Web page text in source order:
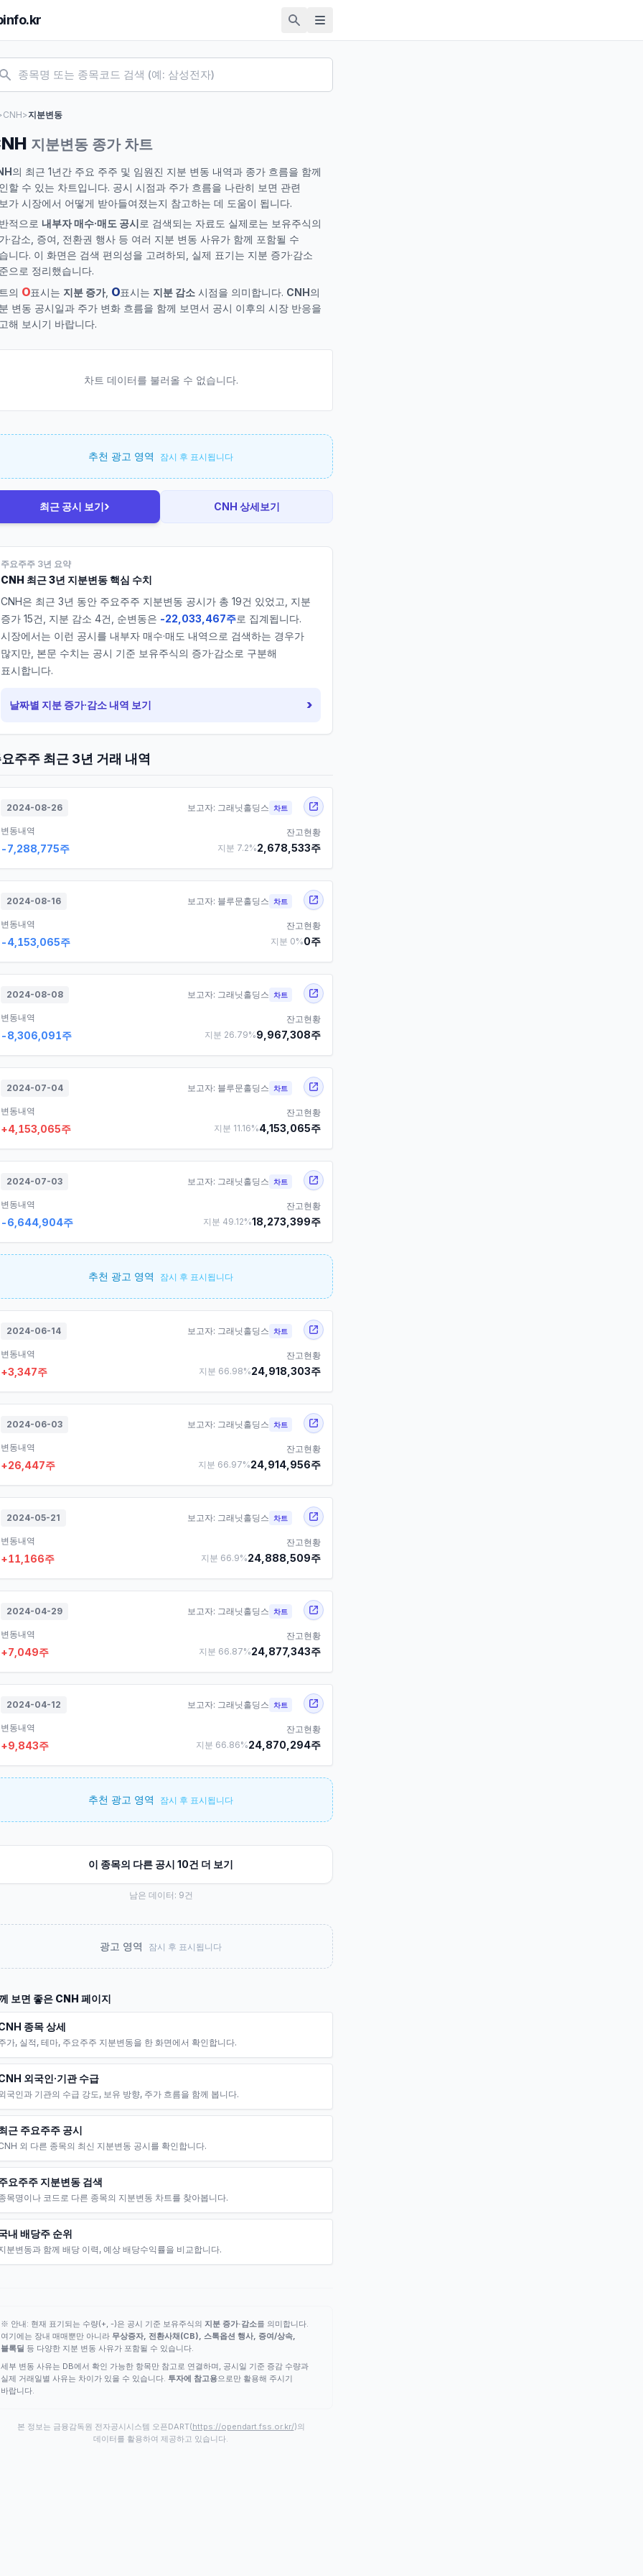
CNH>지분변동
지분변동 종가 차트
의 최근 1년간 주요 주주 및 임원진 지분 변동 내역과 종가 흐름을 함께
할 수 있는 차트입니다. 공시 시점과 주가 흐름을 나란히 보면 관련
가 시장에서 어떻게 받아들여졌는지 참고하는 데 도움이 됩니다.
적으로 내부자 매수·매도 공시로 검색되는 자료도 실제로는 보유주식의
·감소, 증여, 전환권 행사 등 여러 지분 변동 사유가 함께 포함될 수
니다. 이 화면은 검색 편의성을 고려하되, 실제 표기는 지분 증가·감소
으로 정리했습니다.
의 O표시는 지분 증가, O표시는 지분 감소 시점을 의미합니다. CNH의
변동 공시일과 주가 변화 흐름을 함께 보면서 공시 이후의 시장 반응을
해 보시기 바랍니다.
차트 데이터를 불러올 수 없습니다.
추천 광고 영역 잠시 후 표시됩니다
최근 공시 보기› CNH 상세보기
주요주주 3년 요약
CNH 최근 3년 지분변동 핵심 수치
CNH은 최근 3년 동안 주요주주 지분변동 공시가 총 19건 있었고, 지분
증가 15건, 지분 감소 4건, 순변동은 -22,033,467주로 집계됩니다.
시장에서는 이런 공시를 내부자 매수·매도 내역으로 검색하는 경우가
많지만, 본문 수치는 공시 기준 보유주식의 증가·감소로 구분해
표시합니다.
날짜별 지분 증가·감소 내역 보기 ›
주주 최근 3년 거래 내역
2024-08-26 보고자: 그래닛홀딩스 차트
변동내역
-7,288,775주
잔고현황
지분 7.2%2,678,533주
2024-08-16 보고자: 블루문홀딩스 차트
변동내역
-4,153,065주
잔고현황
지분 0%0주
2024-08-08 보고자: 그래닛홀딩스 차트
변동내역
-8,306,091주
잔고현황
지분 26.79%9,967,308주
2024-07-04 보고자: 블루문홀딩스 차트
변동내역
+4,153,065주
잔고현황
지분 11.16%4,153,065주
2024-07-03 보고자: 그래닛홀딩스 차트
변동내역
-6,644,904주
잔고현황
지분 49.12%18,273,399주
추천 광고 영역 잠시 후 표시됩니다
2024-06-14 보고자: 그래닛홀딩스 차트
변동내역
+3,347주
잔고현황
지분 66.98%24,918,303주
2024-06-03 보고자: 그래닛홀딩스 차트
변동내역
+26,447주
잔고현황
지분 66.97%24,914,956주
2024-05-21 보고자: 그래닛홀딩스 차트
변동내역
+11,166주
잔고현황
지분 66.9%24,888,509주
2024-04-29 보고자: 그래닛홀딩스 차트
변동내역
+7,049주
잔고현황
지분 66.87%24,877,343주
2024-04-12 보고자: 그래닛홀딩스 차트
변동내역
+9,843주
잔고현황
지분 66.86%24,870,294주
추천 광고 영역 잠시 후 표시됩니다
이 종목의 다른 공시 10건 더 보기
남은 데이터: 9건
광고 영역 잠시 후 표시됩니다
보면 좋은 CNH 페이지
종목 상세
가, 실적, 테마, 주요주주 지분변동을 한 화면에서 확인합니다.
외국인·기관 수급
국인과 기관의 수급 강도, 보유 방향, 주가 흐름을 함께 봅니다.
근 주요주주 공시
외 다른 종목의 최신 지분변동 공시를 확인합니다.
요주주 지분변동 검색
목명이나 코드로 다른 종목의 지분변동 차트를 찾아봅니다.
내 배당주 순위
분변동과 함께 배당 이력, 예상 배당수익률을 비교합니다.
※ 안내: 현재 표기되는 수량(+, -)은 공시 기준 보유주식의 지분 증가·감소를 의미합니다.
여기에는 장내 매매뿐만 아니라 무상증자, 전환사채(CB), 스톡옵션 행사, 증여/상속,
블록딜 등 다양한 지분 변동 사유가 포함될 수 있습니다.
세부 변동 사유는 DB에서 확인 가능한 항목만 참고로 연결하며, 공시일 기준 증감 수량과
실제 거래일별 사유는 차이가 있을 수 있습니다. 투자에 참고용으로만 활용해 주시기
바랍니다.
본 정보는 금융감독원 전자공시시스템 오픈DART(https://opendart.fss.or.kr/)의
데이터를 활용하여 제공하고 있습니다.